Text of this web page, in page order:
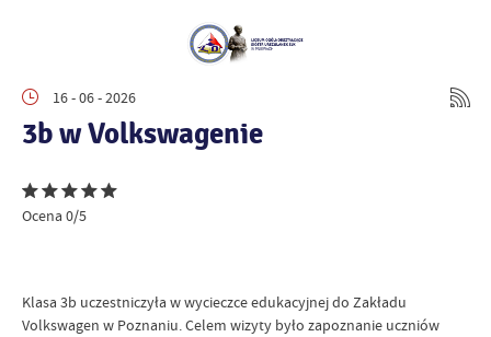
16 - 06 - 2026
3b w Volkswagenie
Ocena 0/5
Klasa 3b uczestniczyła w wycieczce edukacyjnej do Zakładu
Volkswagen w Poznaniu. Celem wizyty było zapoznanie uczniów